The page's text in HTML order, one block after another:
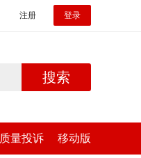
注册 登录
搜索
质量投诉 移动版